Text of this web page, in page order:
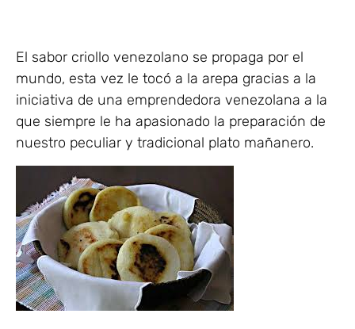
El sabor criollo venezolano se propaga por el
mundo, esta vez le tocó a la arepa gracias a la
iniciativa de una emprendedora venezolana a la
que siempre le ha apasionado la preparación de
nuestro peculiar y tradicional plato mañanero.